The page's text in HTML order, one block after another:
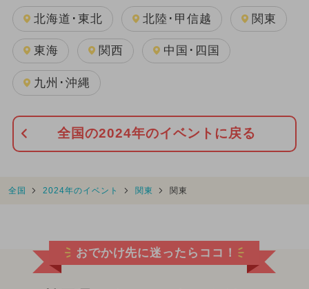
北海道･東北 北陸･甲信越 関東
東海 関西 中国･四国
九州･沖縄
全国の2024年のイベントに戻る
全国 2024年のイベント 関東 関東
おでかけ先に迷ったらココ！